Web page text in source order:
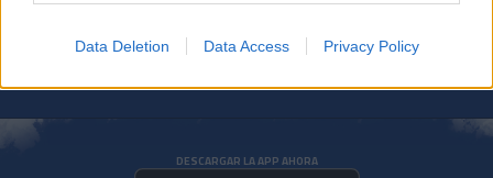
Data Deletion Data Access Privacy Policy
DESCARGAR LA APP AHORA